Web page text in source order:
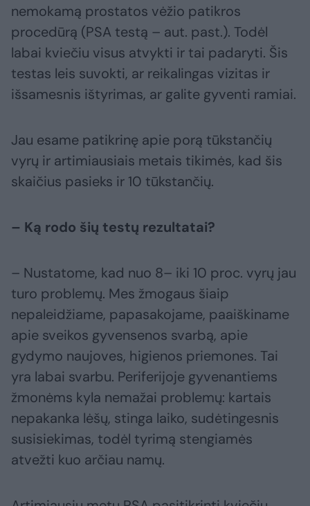
nemokamą prostatos vėžio patikros
procedūrą (PSA testą – aut. past.). Todėl
labai kviečiu visus atvykti ir tai padaryti. Šis
testas leis suvokti, ar reikalingas vizitas ir
išsamesnis ištyrimas, ar galite gyventi ramiai.
Jau esame patikrinę apie porą tūkstančių
vyrų ir artimiausiais metais tikimės, kad šis
skaičius pasieks ir 10 tūkstančių.
– Ką rodo šių testų rezultatai?
– Nustatome, kad nuo 8– iki 10 proc. vyrų jau
turo problemų. Mes žmogaus šiaip
nepaleidžiame, papasakojame, paaiškiname
apie sveikos gyvensenos svarbą, apie
gydymo naujoves, higienos priemones. Tai
yra labai svarbu. Periferijoje gyvenantiems
žmonėms kyla nemažai problemų: kartais
nepakanka lėšų, stinga laiko, sudėtingesnis
susisiekimas, todėl tyrimą stengiamės
atvežti kuo arčiau namų.